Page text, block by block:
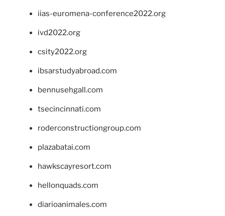
iias-euromena-conference2022.org
ivd2022.org
csity2022.org
ibsarstudyabroad.com
bennusehgall.com
tsecincinnati.com
roderconstructiongroup.com
plazabatai.com
hawkscayresort.com
hellonquads.com
diarioanimales.com